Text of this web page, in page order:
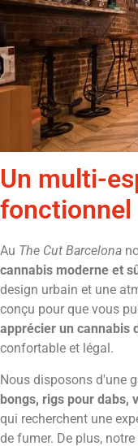
Un multi-
fonctionnel
Au The Cut Barcelona
cannabis moderne et
design urbain et une
conçu pour que vous
apprécier un cannabis
confortable et légal.
Nous disposons d'une
bongs, rigs pour dabs,
qui recherchent une
de fumer. De plus,